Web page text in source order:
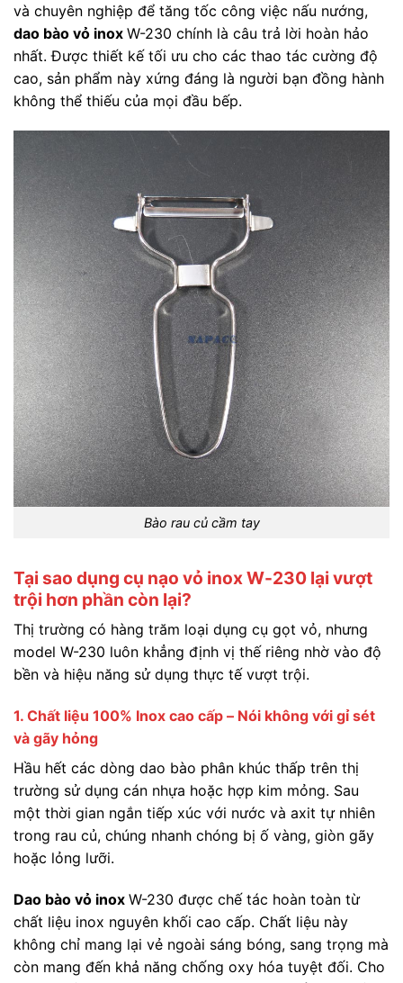
và chuyên nghiệp để tăng tốc công việc nấu nướng,
dao bào vỏ inox W-230 chính là câu trả lời hoàn hảo
nhất. Được thiết kế tối ưu cho các thao tác cường độ
cao, sản phẩm này xứng đáng là người bạn đồng hành
không thể thiếu của mọi đầu bếp.
Bào rau củ cầm tay
Tại sao dụng cụ nạo vỏ inox W-230 lại vượt
trội hơn phần còn lại?
Thị trường có hàng trăm loại dụng cụ gọt vỏ, nhưng
model W-230 luôn khẳng định vị thế riêng nhờ vào độ
bền và hiệu năng sử dụng thực tế vượt trội.
1. Chất liệu 100% Inox cao cấp – Nói không với gỉ sét
và gãy hỏng
Hầu hết các dòng dao bào phân khúc thấp trên thị
trường sử dụng cán nhựa hoặc hợp kim mỏng. Sau
một thời gian ngắn tiếp xúc với nước và axit tự nhiên
trong rau củ, chúng nhanh chóng bị ố vàng, giòn gãy
hoặc lỏng lưỡi.
Dao bào vỏ inox W-230 được chế tác hoàn toàn từ
chất liệu inox nguyên khối cao cấp. Chất liệu này
không chỉ mang lại vẻ ngoài sáng bóng, sang trọng mà
còn mang đến khả năng chống oxy hóa tuyệt đối. Cho